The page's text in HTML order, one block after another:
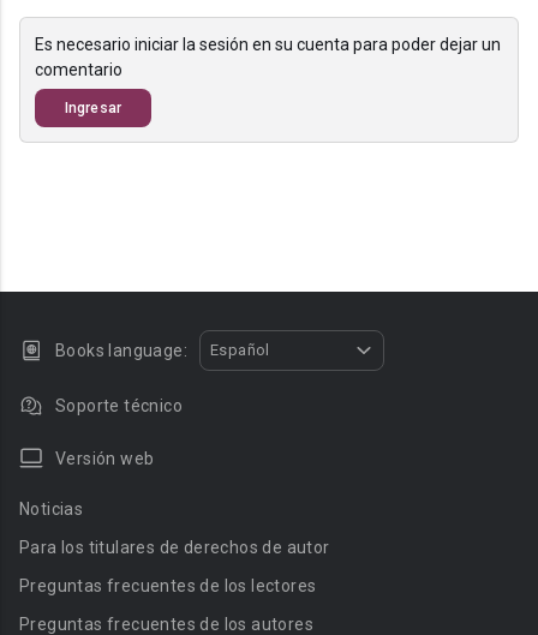
Es necesario iniciar la sesión en su cuenta para poder dejar un
comentario
Ingresar
Books language: Español
Soporte técnico
Versión web
Noticias
Para los titulares de derechos de autor
Preguntas frecuentes de los lectores
Preguntas frecuentes de los autores